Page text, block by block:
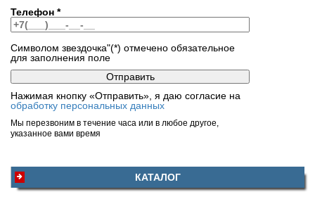
Телефон *
Символом звездочка"(*) отмечено обязательное
для заполнения поле
Нажимая кнопку «Отправить», я даю согласие на
обработку персональных данных
Мы перезвоним в течение часа или в любое другое,
указанное вами время
КАТАЛОГ